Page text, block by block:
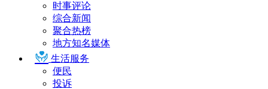
时事评论
综合新闻
聚合热榜
地方知名媒体
生活服务
便民
投诉